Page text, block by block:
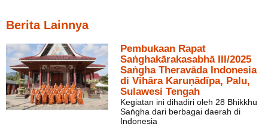
Berita Lainnya
Pembukaan Rapat
Saṅghakārakasabhā III/2025
Saṅgha Theravāda Indonesia
di Vihāra Karuṇādīpa, Palu,
Sulawesi Tengah
Kegiatan ini dihadiri oleh 28 Bhikkhu
Saṅgha dari berbagai daerah di
Indonesia